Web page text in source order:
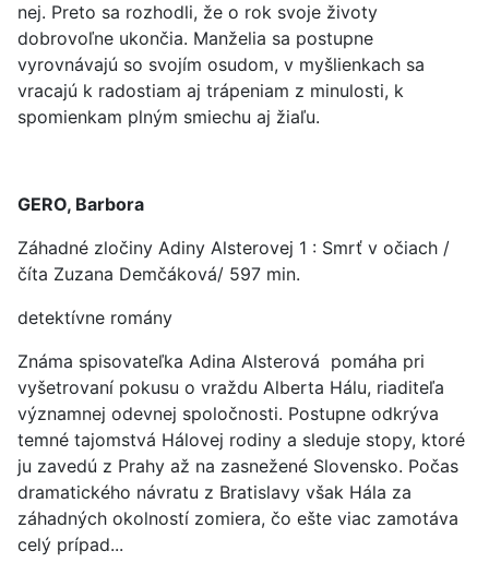
nej. Preto sa rozhodli, že o rok svoje životy
dobrovoľne ukončia. Manželia sa postupne
vyrovnávajú so svojím osudom, v myšlienkach sa
vracajú k radostiam aj trápeniam z minulosti, k
spomienkam plným smiechu aj žiaľu.
GERO, Barbora
Záhadné zločiny Adiny Alsterovej 1 : Smrť v očiach /
číta Zuzana Demčáková/ 597 min.
detektívne romány
Známa spisovateľka Adina Alsterová pomáha pri
vyšetrovaní pokusu o vraždu Alberta Hálu, riaditeľa
významnej odevnej spoločnosti. Postupne odkrýva
temné tajomstvá Hálovej rodiny a sleduje stopy, ktoré
ju zavedú z Prahy až na zasnežené Slovensko. Počas
dramatického návratu z Bratislavy však Hála za
záhadných okolností zomiera, čo ešte viac zamotáva
celý prípad...